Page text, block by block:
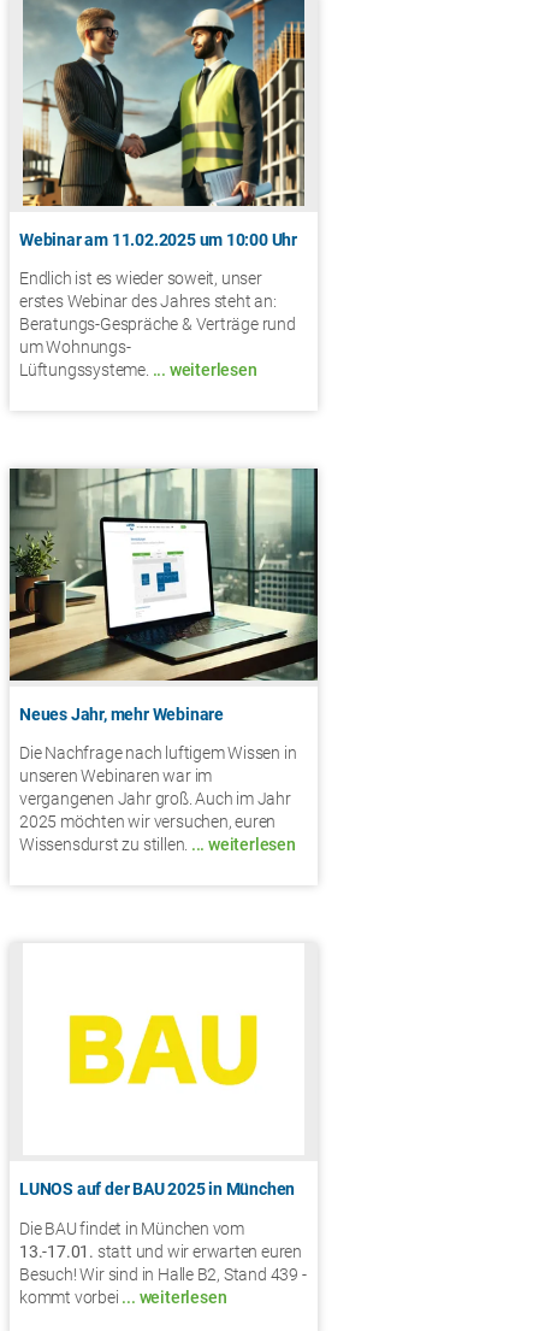
Webinar am 11.02.2025 um 10:00 Uhr
Endlich ist es wieder soweit, unser
erstes Webinar des Jahres steht an:
Beratungs-Gespräche & Verträge rund
um Wohnungs-
Lüftungssysteme. ... weiterlesen
Neues Jahr, mehr Webinare
Die Nachfrage nach luftigem Wissen in
unseren Webinaren war im
vergangenen Jahr groß. Auch im Jahr
2025 möchten wir versuchen, euren
Wissensdurst zu stillen. ... weiterlesen
LUNOS auf der BAU 2025 in München
Die BAU findet in München vom
13.-17.01. statt und wir erwarten euren
Besuch! Wir sind in Halle B2, Stand 439 -
kommt vorbei ... weiterlesen